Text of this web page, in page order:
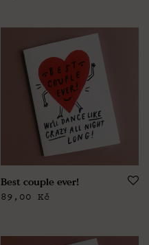
Best couple ever!
89,00 Kč